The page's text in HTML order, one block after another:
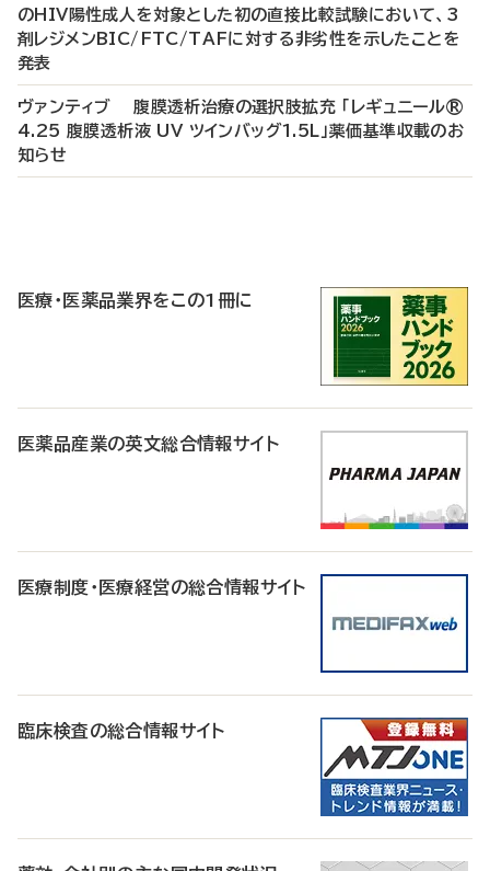
のHIV陽性成人を対象とした初の直接比較試験において、3
剤レジメンBIC/FTC/TAFに対する非劣性を示したことを
発表
ヴァンティブ 腹膜透析治療の選択肢拡充 「レギュニール®
4.25 腹膜透析液 UV ツインバッグ1.5L」薬価基準収載のお
知らせ
医療・医薬品業界をこの1冊に
医薬品産業の英文総合情報サイト
医療制度・医療経営の総合情報サイト
臨床検査の総合情報サイト